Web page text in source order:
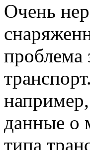
Очень
проблема
данные о
типа